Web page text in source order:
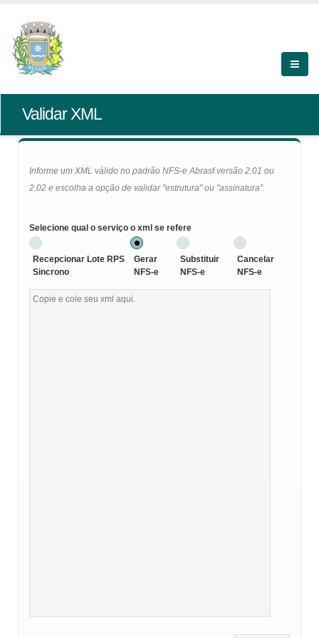
Validar XML
Informe um XML válido no padrão NFS-e Abrasf versão 2.01 ou
2.02 e escolha a opção de validar "estrutura" ou "assinatura".
Selecione qual o serviço o xml se refere
Recepcionar Lote RPS
Sincrono
Gerar
NFS-e
Substituir
NFS-e
Cancelar
NFS-e